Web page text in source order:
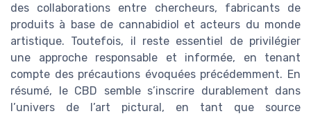
des collaborations entre chercheurs, fabricants de
produits à base de cannabidiol et acteurs du monde
artistique. Toutefois, il reste essentiel de privilégier
une approche responsable et informée, en tenant
compte des précautions évoquées précédemment. En
résumé, le CBD semble s’inscrire durablement dans
l’univers de l’art pictural, en tant que source